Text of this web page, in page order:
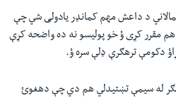
د داعش مهم کمانډر یادولی شي چې
روپۍ انعام هم مقرر کړی ؤ خو پولیسو نه ده واضحه کړې
دکومې ترهګرې ډلې سره ؤ.
وایي دعملیاتو په مهال ۵ ترهګر له سیمې تښتیدلي هم دي چې دهغوئ